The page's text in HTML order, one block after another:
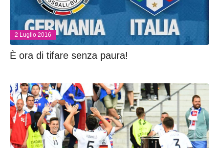
2 Luglio 2016
È ora di tifare senza paura!